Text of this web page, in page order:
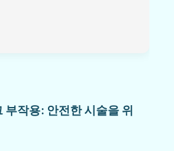
부작용: 안전한 시술을 위